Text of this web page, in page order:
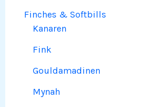
Finches & Softbills
Kanaren
Fink
Gouldamadinen
Mynah